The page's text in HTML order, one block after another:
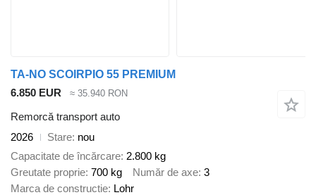
TA-NO SCOIRPIO 55 PREMIUM
6.850 EUR
≈ 35.940 RON
Remorcă transport auto
2026
Stare nou
Capacitate de încărcare 2.800 kg
Greutate proprie 700 kg Număr de axe 3
Marca de constructie Lohr